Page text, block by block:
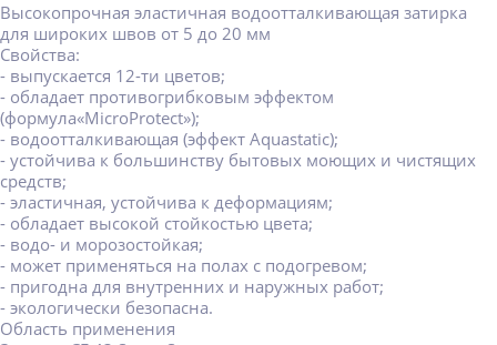
Высокопрочная эластичная водоотталкивающая затирка
для широких швов от 5 до 20 мм
Свойства:
- выпускается 12-ти цветов;
- обладает противогрибковым эффектом
(формула«MicroProtect»);
- водоотталкивающая (эффект Aquastatic);
- устойчива к большинству бытовых моющих и чистящих
средств;
- эластичная, устойчива к деформациям;
- обладает высокой стойкостью цвета;
- водо- и морозостойкая;
- может применяться на полах с подогревом;
- пригодна для внутренних и наружных работ;
- экологически безопасна.
Область применения